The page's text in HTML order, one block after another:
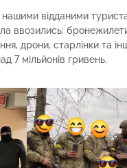
нашими відданими
ввозились:
дрони, старлінки та
7 мільйонів гривень.